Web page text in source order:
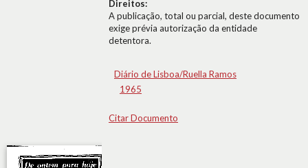
Direitos:
A publicação, total ou parcial, deste documento
exige prévia autorização da entidade
detentora.
Diário de Lisboa/Ruella Ramos
1965
Citar Documento